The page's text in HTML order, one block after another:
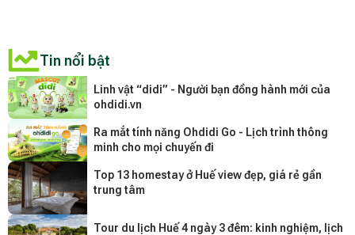
Tin nổi bật
Linh vật “didi” - Người bạn đồng hành mới của
ohdidi.vn
Ra mắt tính năng Ohdidi Go - Lịch trình thông
minh cho mọi chuyến đi
Top 13 homestay ở Huế view đẹp, giá rẻ gần
trung tâm
Tour du lịch Huế 4 ngày 3 đêm: kinh nghiệm, lịch